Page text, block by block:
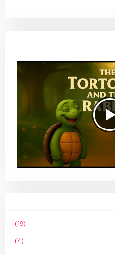
(19)
(4)